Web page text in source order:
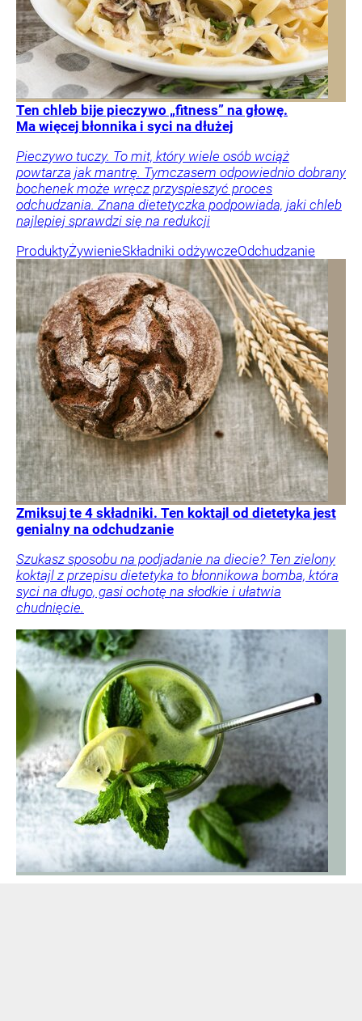
Ten chleb bije pieczywo „fitness” na głowę.
Ma więcej błonnika i syci na dłużej
Pieczywo tuczy. To mit, który wiele osób wciąż
powtarza jak mantrę. Tymczasem odpowiednio dobrany
bochenek może wręcz przyspieszyć proces
odchudzania. Znana dietetyczka podpowiada, jaki chleb
najlepiej sprawdzi się na redukcji
ProduktyŻywienieSkładniki odżywczeOdchudzanie
Zmiksuj te 4 składniki. Ten koktajl od dietetyka jest
genialny na odchudzanie
Szukasz sposobu na podjadanie na diecie? Ten zielony
koktajl z przepisu dietetyka to błonnikowa bomba, która
syci na długo, gasi ochotę na słodkie i ułatwia
chudnięcie.